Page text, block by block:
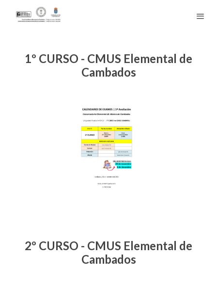
1º CURSO - CMUS Elemental de
Cambados
2º CURSO - CMUS Elemental de
Cambados